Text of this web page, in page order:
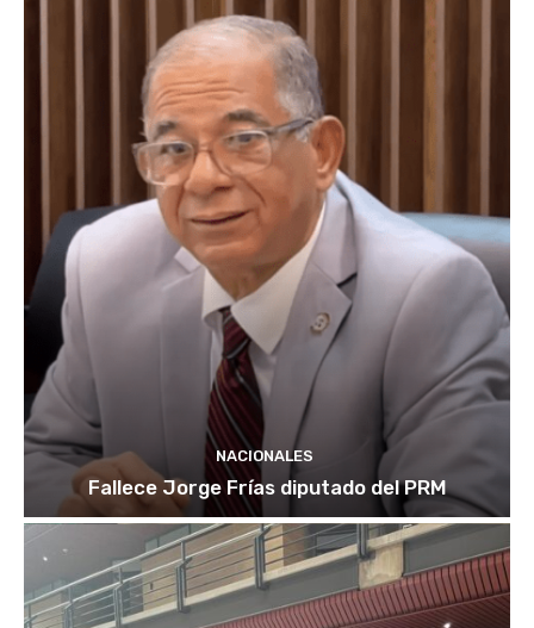
NACIONALES
Fallece Jorge Frías diputado del PRM